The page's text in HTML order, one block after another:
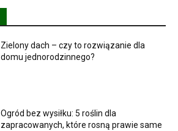
Zielony dach – czy to rozwiązanie dla
domu jednorodzinnego?
Ogród bez wysiłku: 5 roślin dla
zapracowanych, które rosną prawie same